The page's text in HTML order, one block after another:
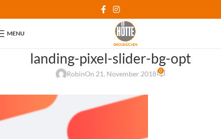
MENU
landing-pixel-slider-bg-opt
RobinOn 21. November 2018 0